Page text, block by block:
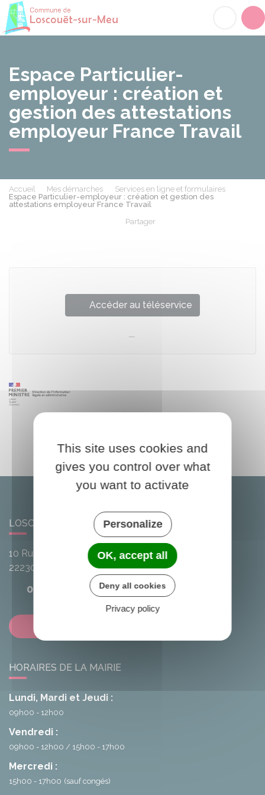
Espace Particulier-
employeur : création et
gestion des attestations
employeur France Travail
Accueil Mes démarches
Services en ligne et formulaires
Espace Particulier-employeur : création et gestion des
attestations employeur France Travail
Partager
Accéder au téléservice
LOSCOUËT-SUR-MEU
10 Rue de l'Avenir
22230
Loscouët-sur-Meu
02 96 25 20 68
HORAIRES DE LA MAIRIE
Lundi, Mardi et Jeudi :
09h00 - 12h00
Vendredi :
09h00 - 12h00 15h00 - 17h00
Mercredi :
15h00 - 17h00 (sauf congés)
This site uses cookies and
gives you control over what
you want to activate
Personalize
OK, accept all
Deny all cookies
Privacy policy